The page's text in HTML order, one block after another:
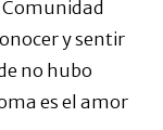
y sentir
no hubo
es el amor